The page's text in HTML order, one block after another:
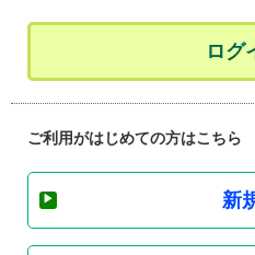
ログ
ご利用がはじめての方はこちら
新